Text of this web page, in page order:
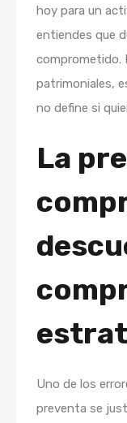
hoy para un
entiendes que
comprometido.
patrimoniales,
no define si
La
Uno de los
preventa se